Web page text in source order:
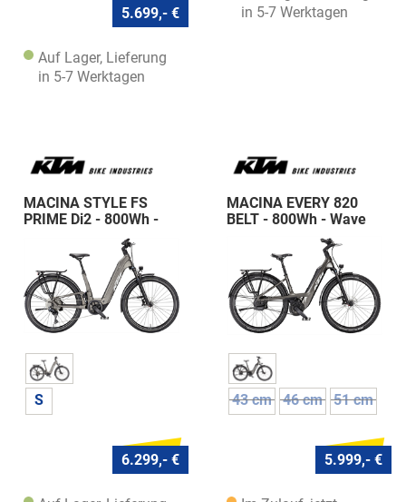
5.699,- €
Auf Lager, Lieferung
in 5-7 Werktagen
in 5-7 Werktagen
MACINA STYLE FS
PRIME Di2 - 800Wh -
S
6.299,- €
MACINA EVERY 820
BELT - 800Wh - Wave
43 cm 46 cm 51 cm
5.999,- €